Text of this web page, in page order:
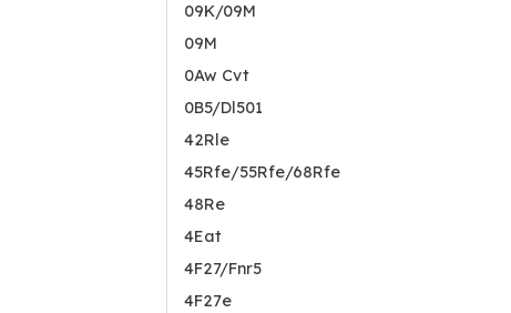
09K/09M
09M
0Aw Cvt
0B5/Dl501
42Rle
45Rfe/55Rfe/68Rfe
48Re
4Eat
4F27/Fnr5
4F27e